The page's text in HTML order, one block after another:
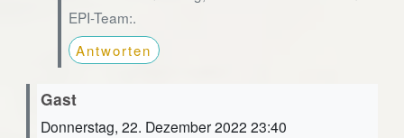
EPI-Team:.
Antworten
Gast
Donnerstag, 22. Dezember 2022 23:40